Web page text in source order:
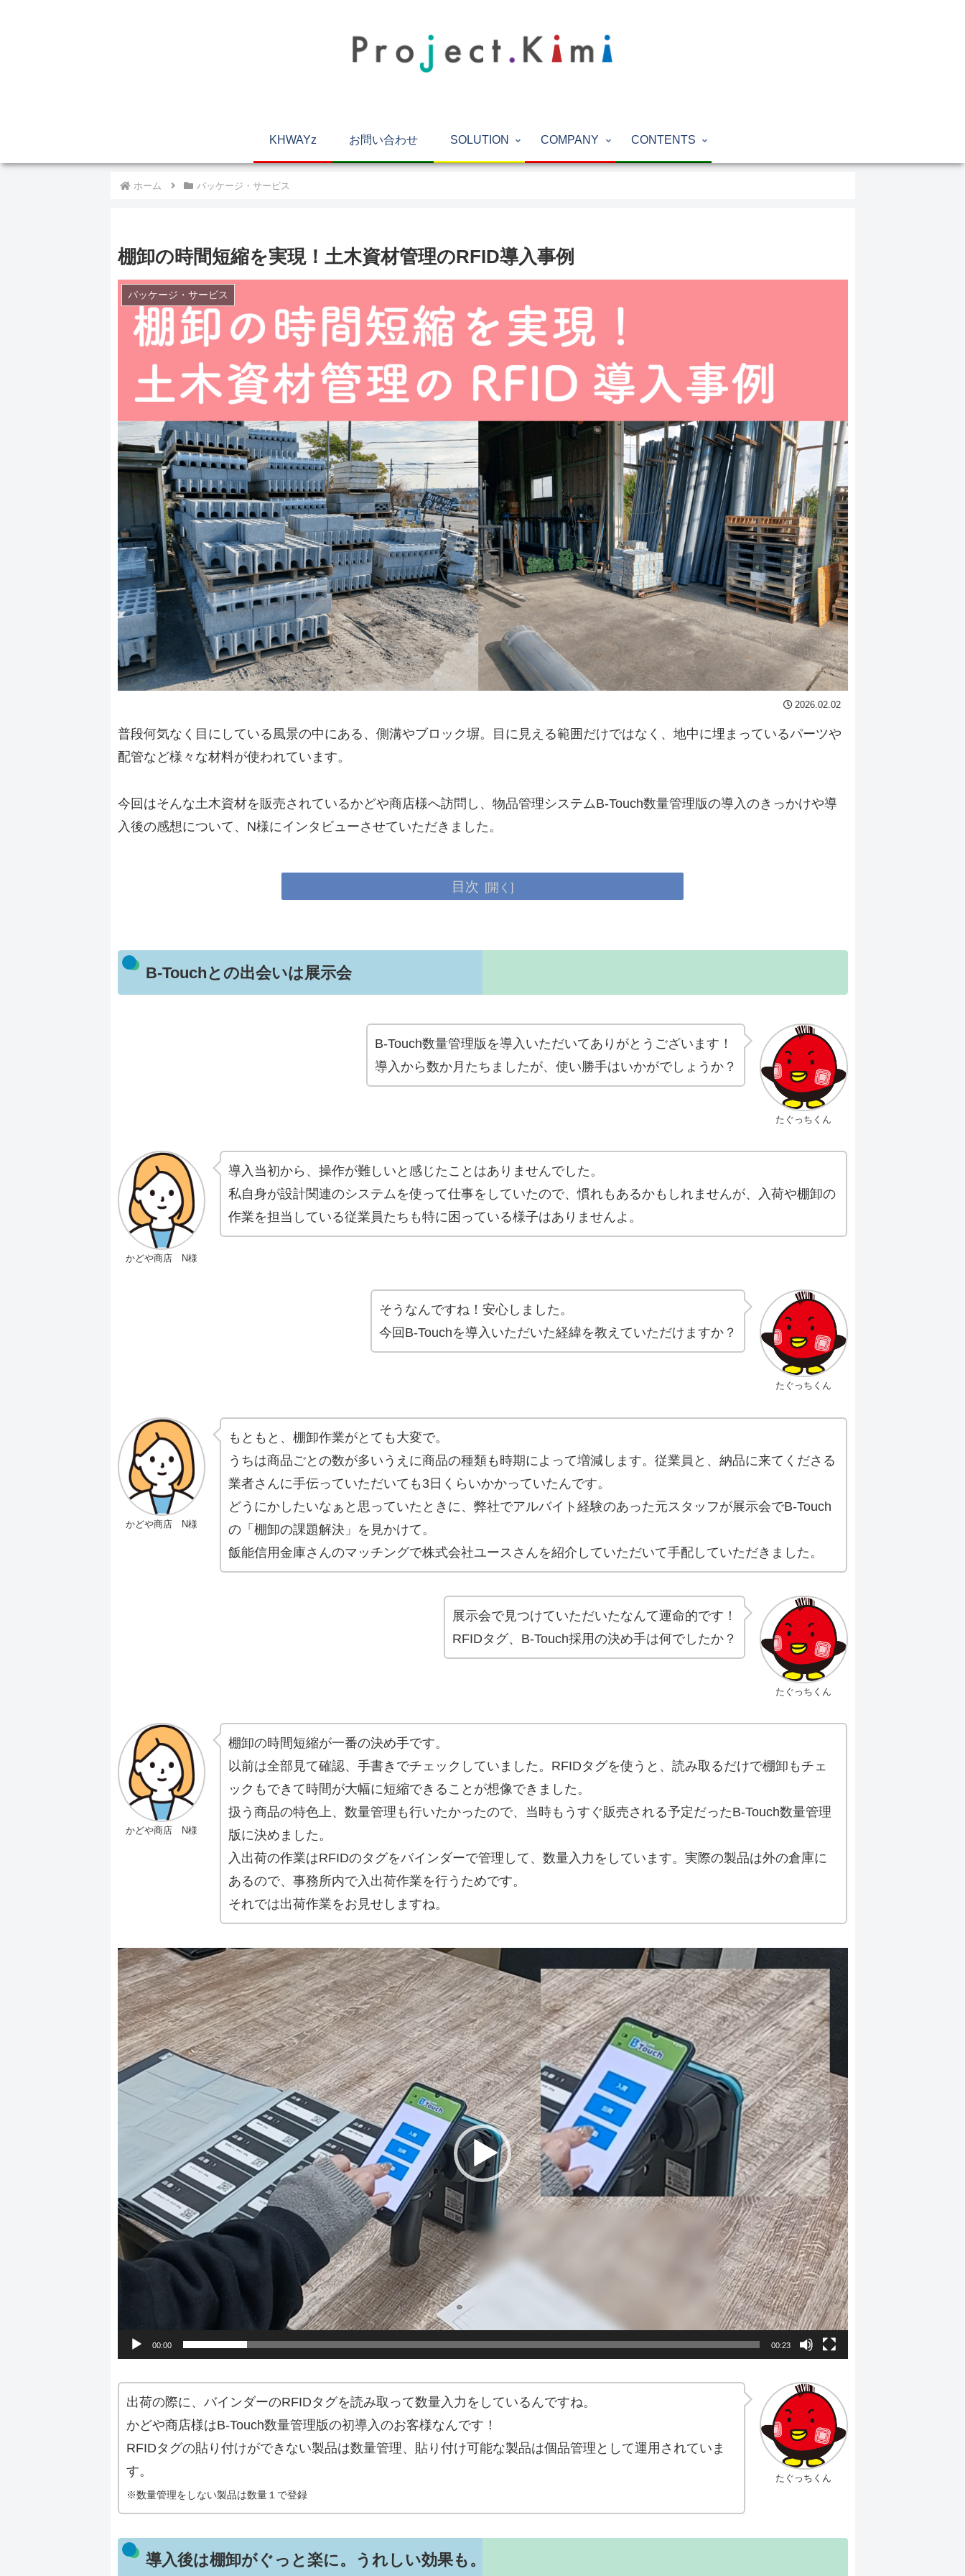
KHWAYz お問い合わせ SOLUTION COMPANY CONTENTS
ホーム パッケージ・サービス
棚卸の時間短縮を実現！土木資材管理のRFID導入事例
パッケージ・サービス
2026.02.02
普段何気なく目にしている風景の中にある、側溝やブロック塀。目に見える範囲だけではなく、地中に埋まっているパーツや
配管など様々な材料が使われています。
今回はそんな土木資材を販売されているかどや商店様へ訪問し、物品管理システムB-Touch数量管理版の導入のきっかけや導
入後の感想について、N様にインタビューさせていただきました。
目次
B-Touchとの出会いは展示会
たぐっちくん
B-Touch数量管理版を導入いただいてありがとうございます！
導入から数か月たちましたが、使い勝手はいかがでしょうか？
かどや商店 N様
導入当初から、操作が難しいと感じたことはありませんでした。
私自身が設計関連のシステムを使って仕事をしていたので、慣れもあるかもしれませんが、入荷や棚卸の
作業を担当している従業員たちも特に困っている様子はありませんよ。
たぐっちくん
そうなんですね！安心しました。
今回B-Touchを導入いただいた経緯を教えていただけますか？
かどや商店 N様
もともと、棚卸作業がとても大変で。
うちは商品ごとの数が多いうえに商品の種類も時期によって増減します。従業員と、納品に来てくださる
業者さんに手伝っていただいても3日くらいかかっていたんです。
どうにかしたいなぁと思っていたときに、弊社でアルバイト経験のあった元スタッフが展示会でB-Touch
の「棚卸の課題解決」を見かけて。
飯能信用金庫さんのマッチングで株式会社ユースさんを紹介していただいて手配していただきました。
たぐっちくん
展示会で見つけていただいたなんて運命的です！
RFIDタグ、B-Touch採用の決め手は何でしたか？
かどや商店 N様
棚卸の時間短縮が一番の決め手です。
以前は全部見て確認、手書きでチェックしていました。RFIDタグを使うと、読み取るだけで棚卸もチェ
ックもできて時間が大幅に短縮できることが想像できました。
扱う商品の特色上、数量管理も行いたかったので、当時もうすぐ販売される予定だったB-Touch数量管理
版に決めました。
入出荷の作業はRFIDのタグをバインダーで管理して、数量入力をしています。実際の製品は外の倉庫に
あるので、事務所内で入出荷作業を行うためです。
それでは出荷作業をお見せしますね。
動
画
プ
レ
ー
ヤ
ー
00:00 00:23
たぐっちくん
出荷の際に、バインダーのRFIDタグを読み取って数量入力をしているんですね。
かどや商店様はB-Touch数量管理版の初導入のお客様なんです！
RFIDタグの貼り付けができない製品は数量管理、貼り付け可能な製品は個品管理として運用されていま
す。
※数量管理をしない製品は数量１で登録
導入後は棚卸がぐっと楽に。うれしい効果も。